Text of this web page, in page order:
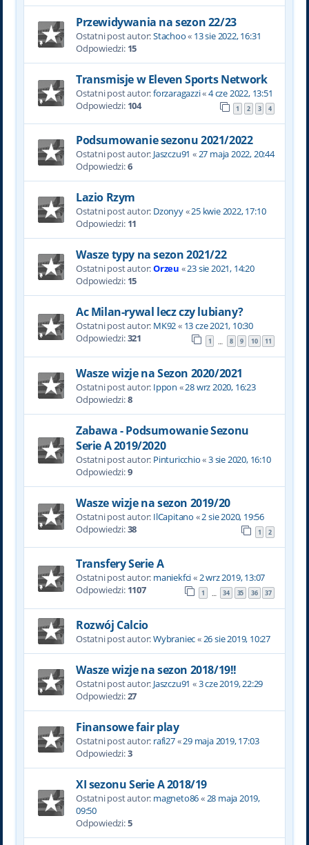
Przewidywania na sezon 22/23
Ostatni post autor:Stachoo« 13 sie 2022, 16:31
Odpowiedzi: 15
Transmisje w Eleven Sports Network
Ostatni post autor:forzaragazzi«4 cze 2022, 13:51
Odpowiedzi: 104 1 2 3 4
Podsumowanie sezonu 2021/2022
Ostatni post autor: Jaszczu91 «27 maja 2022, 20:44
Odpowiedzi:6
Lazio Rzym
Ostatni post autor: Dzonyy«25 kwie 2022, 17:10
Odpowiedzi: 11
Wasze typy na sezon 2021/22
Ostatni post autor:Orzeu «23 sie 2021, 14:20
Odpowiedzi: 15
Ac Milan-rywal lecz czy lubiany?
Ostatni post autor: MK92« 13 cze 2021, 10:30
Odpowiedzi:321 1 … 8 9 10 11
Wasze wizje na Sezon 2020/2021
Ostatni post autor: Ippon «28 wrz 2020, 16:23
Odpowiedzi:8
Zabawa - Podsumowanie Sezonu
Serie A 2019/2020
Ostatni post autor: Pinturicchio«3 sie 2020, 16:10
Odpowiedzi:9
Wasze wizje na sezon 2019/20
Ostatni post autor: IlCapitano «2 sie 2020, 19:56
Odpowiedzi:38 1 2
Transfery Serie A
Ostatni post autor: maniekfci«2 wrz 2019, 13:07
Odpowiedzi: 1107 1 … 34 35 36 37
Rozwój Calcio
Ostatni post autor:Wybraniec«26 sie 2019, 10:27
Wasze wizje na sezon 2018/19!!
Ostatni post autor: Jaszczu91 «3 cze 2019, 22:29
Odpowiedzi:27
Finansowe fair play
Ostatni post autor: rafi27«29 maja 2019, 17:03
Odpowiedzi:3
XI sezonu Serie A 2018/19
Ostatni post autor: magneto86«28 maja 2019,
09:50
Odpowiedzi:5